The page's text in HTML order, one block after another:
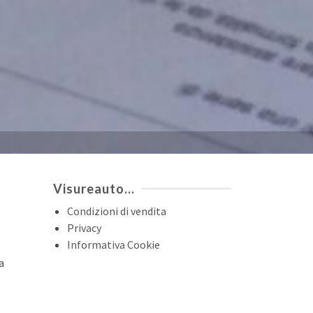
Visureauto…
Condizioni di vendita
Privacy
Informativa Cookie